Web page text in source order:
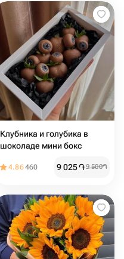
Клубника и голубика в
шоколаде мини бокс
4.86460 9 025֏9 500֏